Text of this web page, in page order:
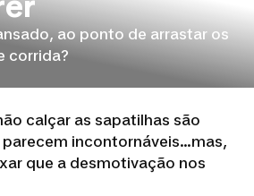
ao ponto de arrastar os
corrida?
calçar as sapatilhas são
incontornáveis...mas,
que a desmotivação nos